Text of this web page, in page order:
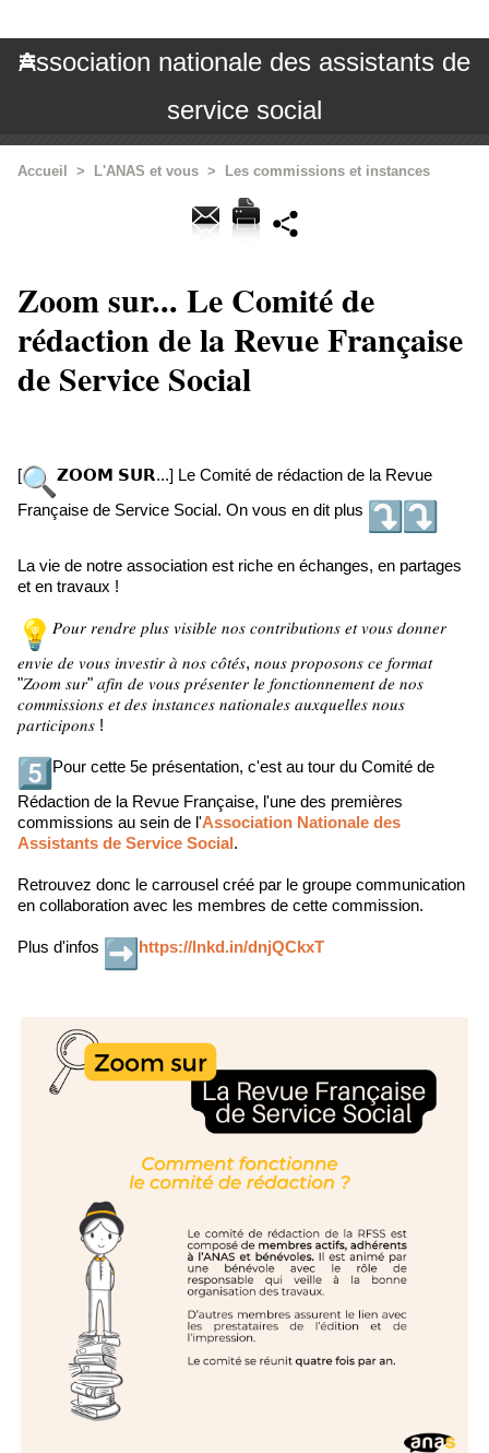
Association nationale des assistants de
service social
Accueil > L'ANAS et vous > Les commissions et instances
Zoom sur... Le Comité de
rédaction de la Revue Française
de Service Social
[
𝗭𝗢𝗢𝗠 𝗦𝗨𝗥...] Le Comité de rédaction de la Revue
Française de Service Social. On vous en dit plus
La vie de notre association est riche en échanges, en partages
et en travaux !
𝑃𝑜𝑢𝑟 𝑟𝑒𝑛𝑑𝑟𝑒 𝑝𝑙𝑢𝑠 𝑣𝑖𝑠𝑖𝑏𝑙𝑒 𝑛𝑜𝑠 𝑐𝑜𝑛𝑡𝑟𝑖𝑏𝑢𝑡𝑖𝑜𝑛𝑠 𝑒𝑡 𝑣𝑜𝑢𝑠 𝑑𝑜𝑛𝑛𝑒𝑟
𝑒𝑛𝑣𝑖𝑒 𝑑𝑒 𝑣𝑜𝑢𝑠 𝑖𝑛𝑣𝑒𝑠𝑡𝑖𝑟 𝑎̀ 𝑛𝑜𝑠 𝑐𝑜̂𝑡𝑒́𝑠, 𝑛𝑜𝑢𝑠 𝑝𝑟𝑜𝑝𝑜𝑠𝑜𝑛𝑠 𝑐𝑒 𝑓𝑜𝑟𝑚𝑎𝑡
"𝑍𝑜𝑜𝑚 𝑠𝑢𝑟" 𝑎𝑓𝑖𝑛 𝑑𝑒 𝑣𝑜𝑢𝑠 𝑝𝑟𝑒́𝑠𝑒𝑛𝑡𝑒𝑟 𝑙𝑒 𝑓𝑜𝑛𝑐𝑡𝑖𝑜𝑛𝑛𝑒𝑚𝑒𝑛𝑡 𝑑𝑒 𝑛𝑜𝑠
𝑐𝑜𝑚𝑚𝑖𝑠𝑠𝑖𝑜𝑛𝑠 𝑒𝑡 𝑑𝑒𝑠 𝑖𝑛𝑠𝑡𝑎𝑛𝑐𝑒𝑠 𝑛𝑎𝑡𝑖𝑜𝑛𝑎𝑙𝑒𝑠 𝑎𝑢𝑥𝑞𝑢𝑒𝑙𝑙𝑒𝑠 𝑛𝑜𝑢𝑠
𝑝𝑎𝑟𝑡𝑖𝑐𝑖𝑝𝑜𝑛𝑠 !
Pour cette 5e présentation, c'est au tour du Comité de
Rédaction de la Revue Française, l'une des premières
commissions au sein de l'Association Nationale des
Assistants de Service Social.
Retrouvez donc le carrousel créé par le groupe communication
en collaboration avec les membres de cette commission.
Plus d'infos https://lnkd.in/dnjQCkxT